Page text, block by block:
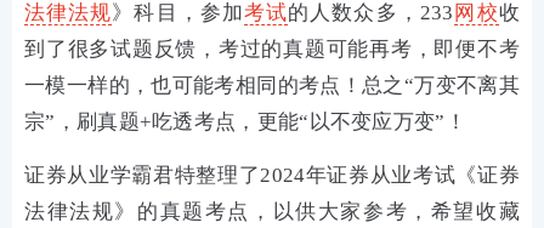
法律法规》科目，参加考试的人数众多，233 网校收
到了很多试题反馈，考过的真题可能再考，即便不考
一模一样的，也可能考相同的考点！总之“万变不离其
宗”，刷真题+吃透考点，更能“以不变应万变”！
证券从业学霸君特整理了2024年证券从业考试 《证券
法律法规》的真题考点，以供大家参考，希望收藏